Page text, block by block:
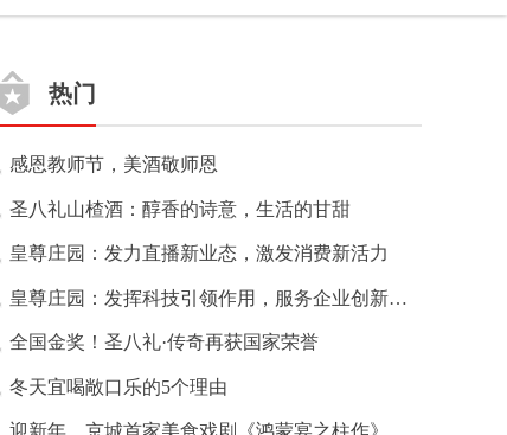
热门
感恩教师节，美酒敬师恩
圣八礼山楂酒：醇香的诗意，生活的甘甜
皇尊庄园：发力直播新业态，激发消费新活力
皇尊庄园：发挥科技引领作用，服务企业创新发展
全国金奖！圣八礼·传奇再获国家荣誉
冬天宜喝敞口乐的5个理由
迎新年，京城首家美食戏剧《鸿蒙宴之柱作》首演成功